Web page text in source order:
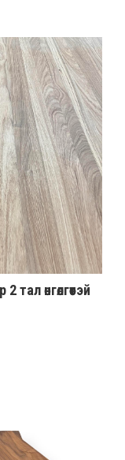
өнгөлгөөтэй